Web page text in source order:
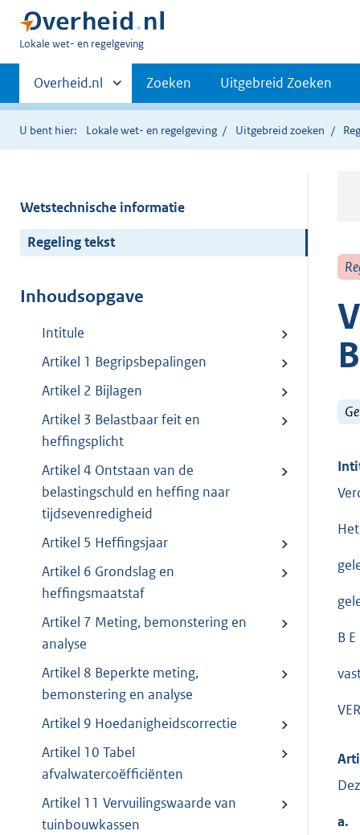
U
hier:
Lokale wet- en regelgeving
Primaire
navigatie
Andere
sites
binnen
Overheid.nl Zoeken Uitgebreid Zoeken
U bent hier: Lokale wet- en regelgeving Uitgebreid zoeken
Wetstechnische informatie
Regeling tekst
Inhoudsopgave
Intitule
Artikel 1 Begripsbepalingen
Artikel 2 Bijlagen
Artikel 3 Belastbaar feit en
heffingsplicht
Artikel 4 Ontstaan van de
belastingschuld en heffing naar
tijdsevenredigheid
Artikel 5 Heffingsjaar
Artikel 6 Grondslag en
heffingsmaatstaf
Artikel 7 Meting, bemonstering en
analyse
Artikel 8 Beperkte meting,
bemonstering en analyse
Artikel 9 Hoedanigheidscorrectie
Artikel 10 Tabel
afvalwatercoëfficiënten
Artikel 11 Vervuilingswaarde van
tuinbouwkassen
B
a.